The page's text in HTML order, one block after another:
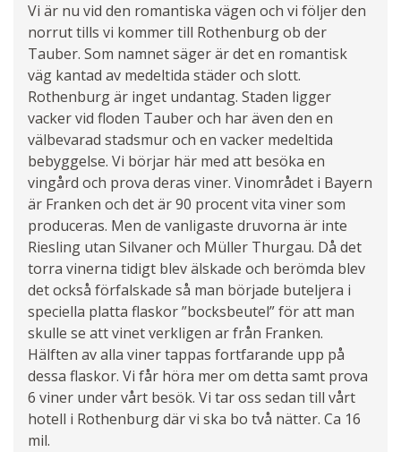
Vi är nu vid den romantiska vägen och vi följer den
norrut tills vi kommer till Rothenburg ob der
Tauber. Som namnet säger är det en romantisk
väg kantad av medeltida städer och slott.
Rothenburg är inget undantag. Staden ligger
vacker vid floden Tauber och har även den en
välbevarad stadsmur och en vacker medeltida
bebyggelse. Vi börjar här med att besöka en
vingård och prova deras viner. Vinområdet i Bayern
är Franken och det är 90 procent vita viner som
produceras. Men de vanligaste druvorna är inte
Riesling utan Silvaner och Müller Thurgau. Då det
torra vinerna tidigt blev älskade och berömda blev
det också förfalskade så man började buteljera i
speciella platta flaskor ”bocksbeutel” för att man
skulle se att vinet verkligen ar från Franken.
Hälften av alla viner tappas fortfarande upp på
dessa flaskor. Vi får höra mer om detta samt prova
6 viner under vårt besök. Vi tar oss sedan till vårt
hotell i Rothenburg där vi ska bo två nätter. Ca 16
mil.